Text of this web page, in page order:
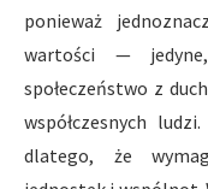
ponieważ
wartości —
społeczeństwo z
współczesnych
dlatego, że